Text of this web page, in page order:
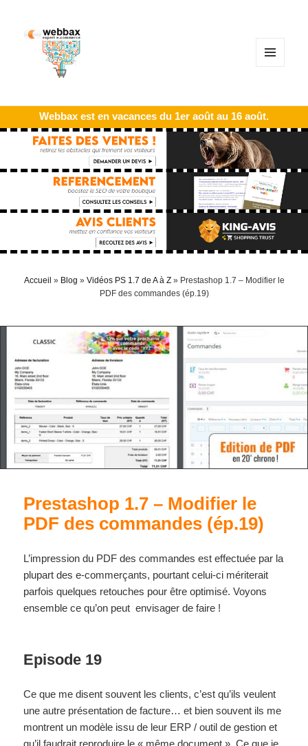
Webbax est en vacances du 1er août au 16 août.
Accueil » Blog » Vidéos PS 1.7 de A à Z» Prestashop 1.7 – Modifier le
PDF des commandes (ép.19)
Prestashop 1.7 – Modifier le
PDF des commandes (ép.19)
L’impression du PDF des commandes est effectuée par la
plupart des e-commerçants, pourtant celui-ci mériterait
parfois quelques retouches pour être optimisé. Voyons
ensemble ce qu’on peut envisager de faire !
Episode 19
Ce que me disent souvent les clients, c’est qu’ils veulent
une autre présentation de facture… et bien souvent ils me
montrent un modèle issu de leur ERP / outil de gestion et
qu’il faudrait reproduire le « même document ». Ce que je